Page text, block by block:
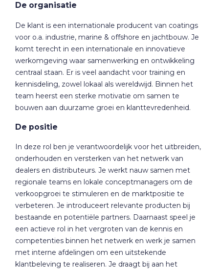
De organisatie
De klant is een internationale producent van coatings
voor o.a. industrie, marine & offshore en jachtbouw. Je
komt terecht in een internationale en innovatieve
werkomgeving waar samenwerking en ontwikkeling
centraal staan. Er is veel aandacht voor training en
kennisdeling, zowel lokaal als wereldwijd. Binnen het
team heerst een sterke motivatie om samen te
bouwen aan duurzame groei en klanttevredenheid.
De positie
In deze rol ben je verantwoordelijk voor het uitbreiden,
onderhouden en versterken van het netwerk van
dealers en distributeurs. Je werkt nauw samen met
regionale teams en lokale conceptmanagers om de
verkoopgroei te stimuleren en de marktpositie te
verbeteren. Je introduceert relevante producten bij
bestaande en potentiële partners. Daarnaast speel je
een actieve rol in het vergroten van de kennis en
competenties binnen het netwerk en werk je samen
met interne afdelingen om een uitstekende
klantbeleving te realiseren. Je draagt bij aan het